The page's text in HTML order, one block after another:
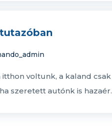
itthon voltunk, a kaland csak
szeretett autónk is hazaér.